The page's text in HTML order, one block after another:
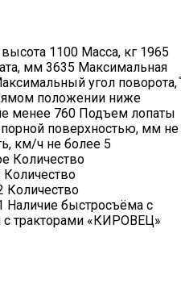
1100 Масса, кг 1965
мм 3635 Максимальная
угол поворота,
положении ниже
менее 760 Подъем лопаты
поверхностью, мм не
км/ч не более 5
Количество
Количество
Наличие быстросъёма с
с тракторами «КИРОВЕЦ»